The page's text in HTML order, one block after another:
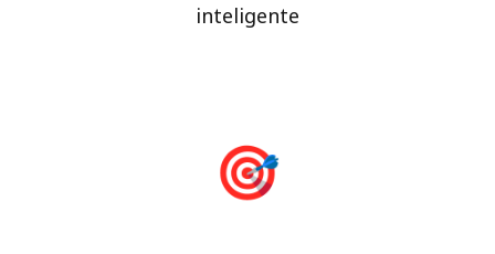
inteligente
🎯